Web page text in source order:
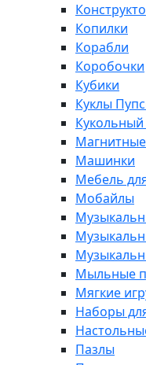
Копилки
Корабли
Коробочки
Кубики
Куклы
Кукольный
Машинки
Мебель
Мобайлы
Мыльные
Мягкие
Наборы
Пазлы